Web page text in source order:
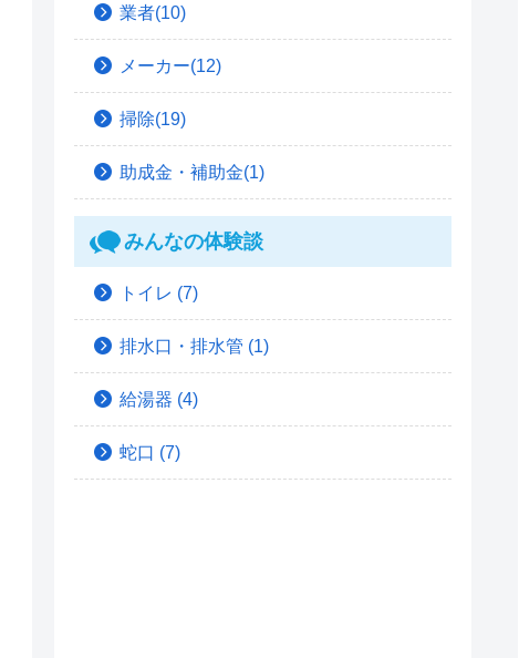
業者(10)
メーカー(12)
掃除(19)
助成金・補助金(1)
みんなの体験談
トイレ (7)
排水口・排水管 (1)
給湯器 (4)
蛇口 (7)